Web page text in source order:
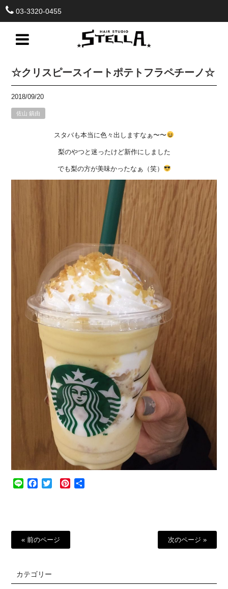
03-3320-0455
☆クリスピースイートポテトフラペチーノ☆
2018/09/20
佐山 鎮由
スタバも本当に色々出しますなぁ〜〜
梨のやつと迷ったけど新作にしました
でも梨の方が美味かったなぁ（笑）
Line Facebook
Twitter Pinterest
« 前のページ 次のページ »
カテゴリー